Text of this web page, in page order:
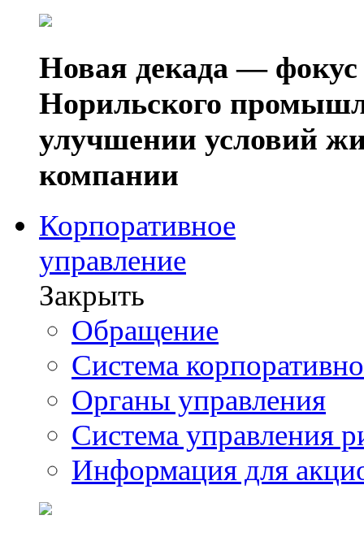
Новая декада — фокус
Норильского
улучшении условий
компании
Корпоративное
управление
Закрыть
Обращение
Система
Органы управления
Система управления
Информация для